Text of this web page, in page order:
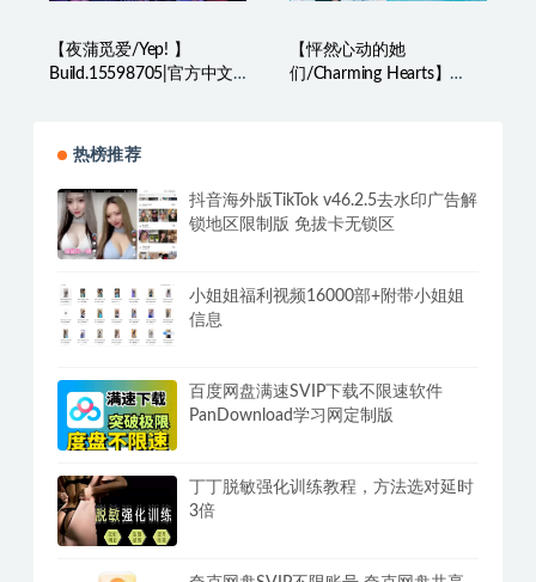
【夜蒲觅爱/Yep! 】
Build.15598705|官方中文|
【怦然心动的她
们/Charming Hearts】
热榜推荐
抖音海外版TikTok v46.2.5去水印广告解
锁地区限制版 免拔卡无锁区
小姐姐福利视频16000部+附带小姐姐
信息
百度网盘满速SVIP下载不限速软件
PanDownload学习网定制版
丁丁脱敏强化训练教程，方法选对延时
3倍